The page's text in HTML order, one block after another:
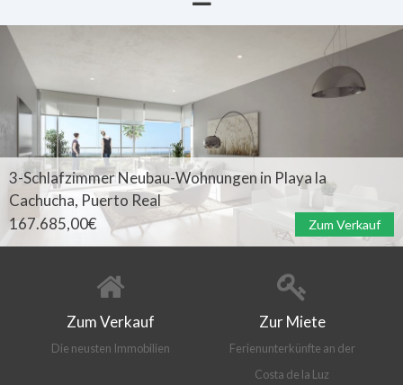
3-Schlafzimmer Neubau-Wohnungen in Playa la
Cachucha, Puerto Real
167.685,00€ Zum Verkauf
Zum Verkauf
Die neusten Immobilien
Zur Miete
Ferienunterkünfte an der
Costa de la Luz